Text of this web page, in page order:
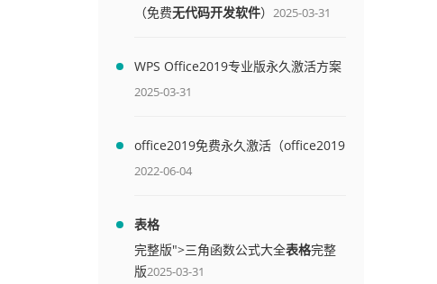
（免费无代码开发软件） 2025-03-31
WPS Office2019专业版永久激活方案
(附终身授权序列号)
2025-03-31
office2019免费永久激活（office2019
免费永久激活码）
2022-06-04
表格
完整版">三角函数公式大全表格完整
版2025-03-31